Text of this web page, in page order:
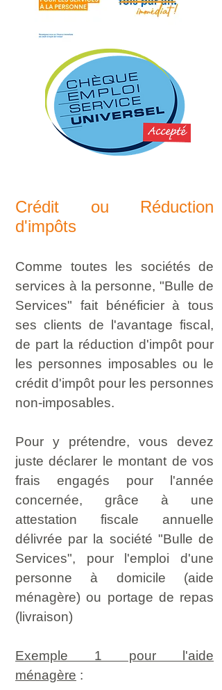
Crédit ou Réduction
d'impôts
Comme toutes les sociétés de
services à la personne, "Bulle de
Services" fait bénéficier à tous
ses clients de l'avantage fiscal,
de part la réduction d'impôt pour
les personnes imposables ou le
crédit d'impôt pour les personnes
non-imposables.
Pour y prétendre, vous devez
juste déclarer le montant de vos
frais engagés pour l'année
concernée, grâce à une
attestation fiscale annuelle
délivrée par la société "Bulle de
Services", pour l'emploi d'une
personne à domicile (aide
ménagère) ou portage de repas
(livraison)
Exemple 1 pour l'aide
ménagère :